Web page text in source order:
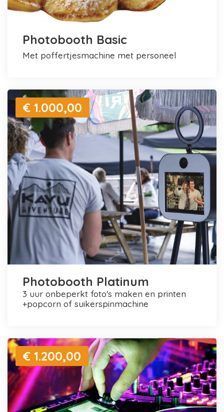
Photobooth Basic
met poffertjesmachine met personeel
€ 1.000,00
Photobooth Platinum
3 uur onbeperkt foto's maken en printen
+popcorn of suikerspinmachine
€ 1.200,00